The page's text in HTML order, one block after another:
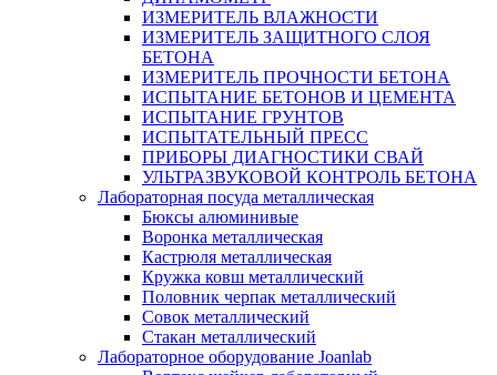
ИЗМЕРИТЕЛЬ ВЛАЖНОСТИ
ИЗМЕРИТЕЛЬ ЗАЩИТНОГО СЛОЯ
БЕТОНА
ИЗМЕРИТЕЛЬ ПРОЧНОСТИ БЕТОНА
ИСПЫТАНИЕ БЕТОНОВ И ЦЕМЕНТА
ИСПЫТАНИЕ ГРУНТОВ
ИСПЫТАТЕЛЬНЫЙ ПРЕСС
ПРИБОРЫ ДИАГНОСТИКИ СВАЙ
УЛЬТРАЗВУКОВОЙ КОНТРОЛЬ БЕТОНА
Лабораторная посуда металлическая
Бюксы алюминивые
Воронка металлическая
Кастрюля металлическая
Кружка ковш металлический
Половник черпак металлический
Совок металлический
Стакан металлический
Лабораторное оборудование Joanlab